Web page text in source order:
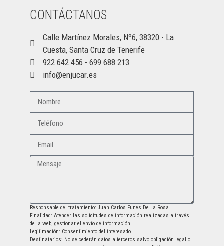
CONTÁCTANOS
Calle Martínez Morales, Nº6, 38320 - La
Cuesta, Santa Cruz de Tenerife
922 642 456 - 699 688 213
info@enjucar.es
Responsable del tratamiento: Juan Carlos Funes De La Rosa.
Finalidad: Atender las solicitudes de información realizadas a través
de la web, gestionar el envío de información.
Legitimación: Consentimiento del interesado.
Destinatarios: No se cederán datos a terceros salvo obligación legal o